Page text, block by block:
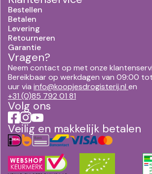
Bestellen
Betalen
Levering
Retourneren
Garantie
Vragen?
Neem contact op met onze
Bereikbaar op werkdagen van 09:00
uur via info@koopjesdrogisterij.nl en
+31 (0)85 792 01 81
Volg ons
Veilig en makkelijk betalen